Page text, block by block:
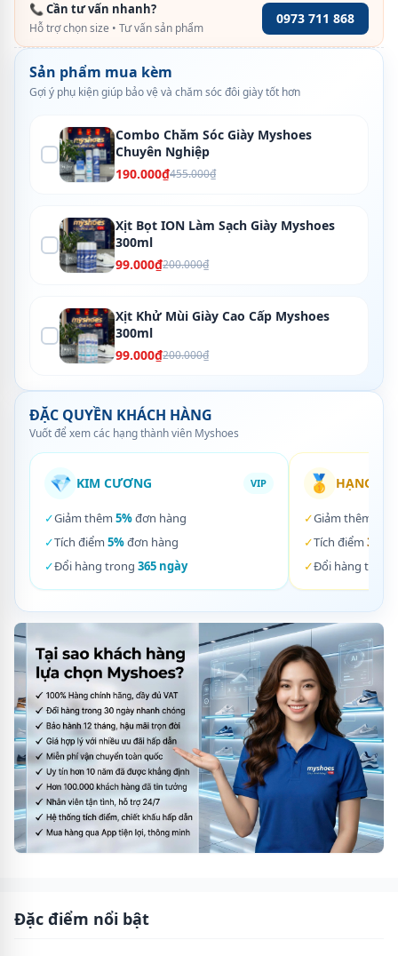
📞 Cần tư vấn nhanh?
Hỗ trợ chọn size • Tư vấn sản phẩm
0973 711 868
Sản phẩm mua kèm
Gợi ý phụ kiện giúp bảo vệ và chăm sóc đôi giày tốt hơn
Combo Chăm Sóc Giày Myshoes
Chuyên Nghiệp
190.000₫455.000₫
Xịt Bọt ION Làm Sạch Giày Myshoes
300ml
99.000₫200.000₫
Xịt Khử Mùi Giày Cao Cấp Myshoes
300ml
99.000₫200.000₫
ĐẶC QUYỀN KHÁCH HÀNG
Vuốt để xem các hạng thành viên Myshoes
💎 KIM CƯƠNG VIP
✓Giảm thêm 5%đơn hàng
✓Tích điểm 5%đơn hàng
✓Đổi hàng trong 365 ngày
🥇 HẠNG
✓Giảm thêm
✓Tích điểm 3%
✓Đổi hàng trong
Đặc điểm nổi bật